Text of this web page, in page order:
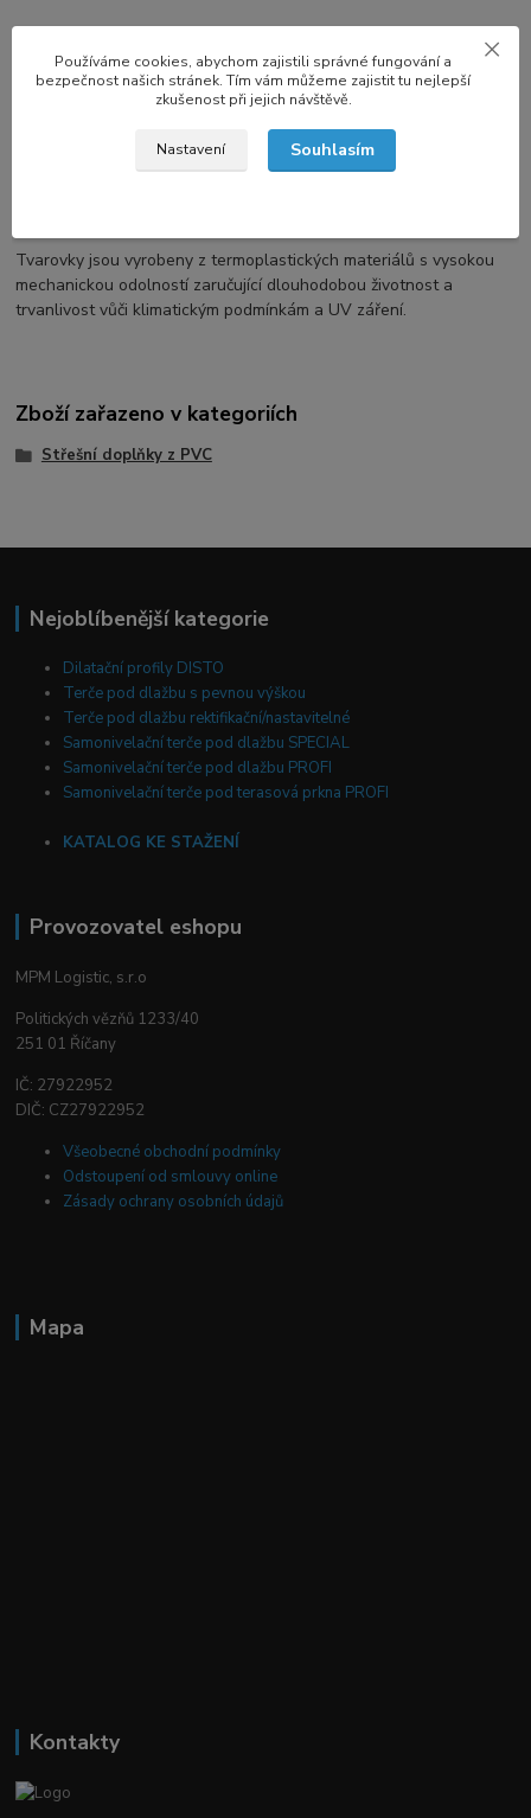
Lapače listí jsou vhodné pro instalace pro střešní vpusti od Ø 75
do 125 mm.
Rohové lapače listí a kamení jsou vhodné pro instalaci do
Tvarovky jsou vyrobeny z termoplastických materiálů s vysokou
mechanickou odolností zaručující dlouhodobou životnost a
trvanlivost vůči klimatickým podmínkám a UV záření.
Zboží zařazeno v kategoriích
Střešní doplňky z PVC
Nejoblíbenější kategorie
Dilatační profily DISTO
Terče pod dlažbu s pevnou výškou
Terče pod dlažbu rektifikační/nastavitelné
Samonivelační terče pod dlažbu SPECIAL
Samonivelační terče pod dlažbu PROFI
Samonivelační terče pod terasová prkna PROFI
KATALOG KE STAŽENÍ
Provozovatel eshopu
MPM Logistic, s.r.o
Politických vězňů 1233/40
251 01 Říčany
IČ: 27922952
DIČ: CZ27922952
Všeobecné obchodní podmínky
Odstoupení od smlouvy online
Zásady ochrany osobních údajů
Mapa
Kontakty
Používáme cookies, abychom zajistili správné fungování a
bezpečnost našich stránek. Tím vám můžeme zajistit tu nejlepší
zkušenost při jejich návštěvě.
Nastavení Souhlasím